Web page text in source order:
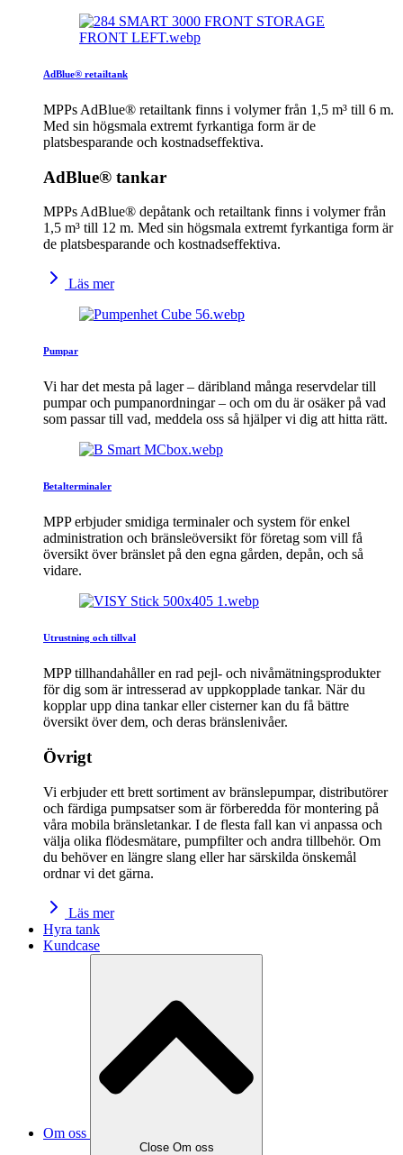
AdBlue® retailtank
MPPs AdBlue® retailtank finns i volymer från 1,5 m³ till 6 m.
Med sin högsmala extremt fyrkantiga form är de
platsbesparande och kostnadseffektiva.
AdBlue® tankar
MPPs AdBlue® depåtank och retailtank finns i volymer från
1,5 m³ till 12 m. Med sin högsmala extremt fyrkantiga form är
de platsbesparande och kostnadseffektiva.
Läs mer
Pumpar
Vi har det mesta på lager – däribland många reservdelar till
pumpar och pumpanordningar – och om du är osäker på vad
som passar till vad, meddela oss så hjälper vi dig att hitta rätt.
Betalterminaler
MPP erbjuder smidiga terminaler och system för enkel
administration och bränsleöversikt för företag som vill få
översikt över bränslet på den egna gården, depån, och så
vidare.
Utrustning och tillval
MPP tillhandahåller en rad pejl- och nivåmätningsprodukter
för dig som är intresserad av uppkopplade tankar. När du
kopplar upp dina tankar eller cisterner kan du få bättre
översikt över dem, och deras bränslenivåer.
Övrigt
Vi erbjuder ett brett sortiment av bränslepumpar, distributörer
och färdiga pumpsatser som är förberedda för montering på
våra mobila bränsletankar. I de flesta fall kan vi anpassa och
välja olika flödesmätare, pumpfilter och andra tillbehör. Om
du behöver en längre slang eller har särskilda önskemål
ordnar vi det gärna.
Läs mer
Hyra tank
Kundcase
Om oss
Close Om oss